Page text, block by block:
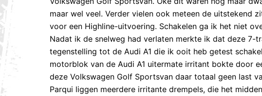
maar wel veel. Verder vielen ook meteen de uitstekend
voor een Highline-uitvoering. Schakelen ga ik het niet
Nadat ik de snelweg had verlaten merkte ik dat deze 7-
tegenstelling tot de Audi A1 die ik ooit heb getest
motorblok van de Audi A1 uitermate irritant bokte door
deze Volkswagen Golf Sportsvan daar totaal geen last
Parqui liggen meerdere irritante drempels, die het